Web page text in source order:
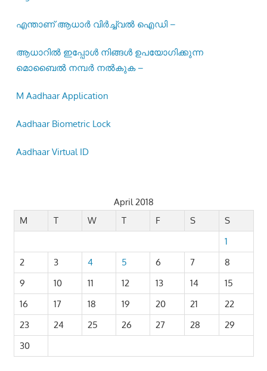
എന്താണ് ആധാർ വിർച്ച്വൽ ഐഡി –
ആധാറിൽ ഇപ്പോൾ നിങ്ങൾ ഉപയോഗിക്കുന്ന
മൊബൈൽ നമ്പർ നൽകുക –
M Aadhaar Application
Aadhaar Biometric Lock
Aadhaar Virtual ID
April 2018
M
T W T F S
S
1
2
3 4 5 6 7
8
9
10 11 12 13 14
15
16
17 18 19 20 21
22
23
24 25 26 27 28
29
30